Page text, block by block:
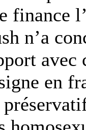
finance
n’a
avec
en